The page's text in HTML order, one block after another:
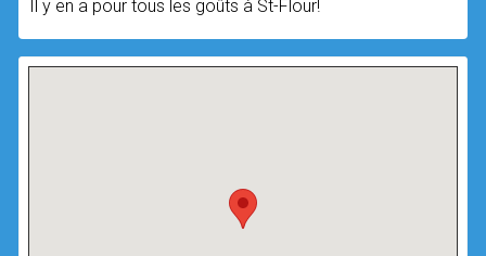
Il y en a pour tous les goûts à St-Flour!